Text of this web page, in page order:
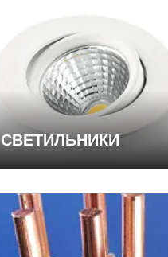
СВЕТИЛЬНИКИ